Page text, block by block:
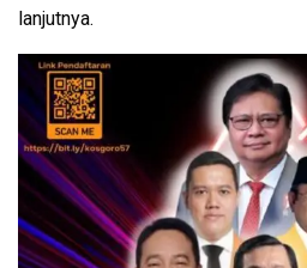
lanjutnya.